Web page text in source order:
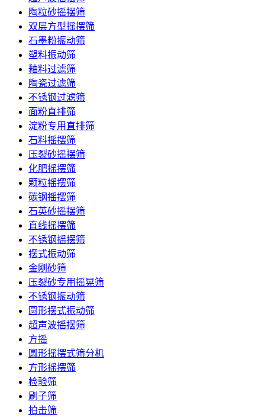
陶粒砂摇摆筛
双层方型摇摆筛
石墨粉振动筛
塑料振动筛
釉料过滤筛
陶瓷过滤筛
不锈钢过滤筛
面粉直排筛
淀粉专用直排筛
石料摇摆筛
压裂砂摇摆筛
化肥摇摆筛
颗粒摇摆筛
碳钢摇摆筛
石英砂摇摆筛
直线摇摆筛
不锈钢摇摆筛
摆式振动筛
金刚砂筛
压裂砂专用摇晃筛
不锈钢振动筛
圆形摆式振动筛
超声波摇摆筛
方摇
圆形摇摆式筛分机
方形摇摆筛
检验筛
刷子筛
拍击筛